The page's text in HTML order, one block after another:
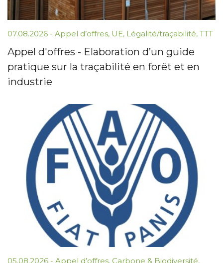
07.08.2026 - Appel d’offres, UE, Légalité/traçabilité, TTT
Appel d'offres - Elaboration d’un guide
pratique sur la traçabilité en forêt et en
industrie
05.08.2026 - Appel d’offres, Carbone & Biodiversité,